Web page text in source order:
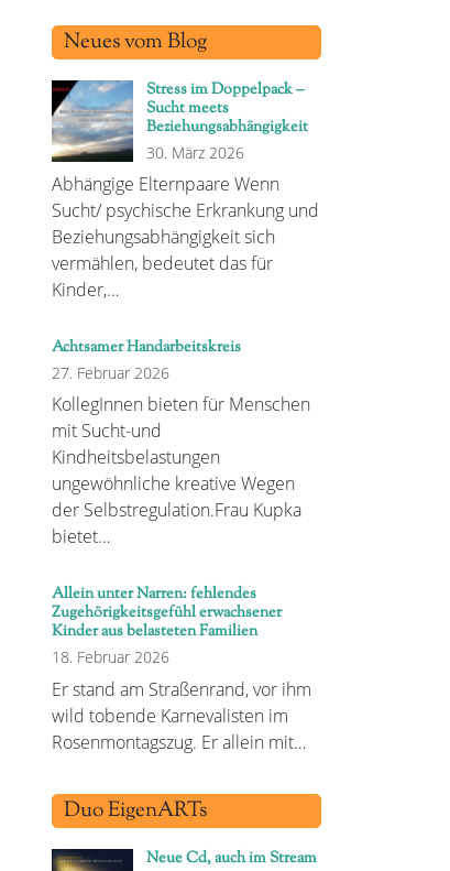
Neues vom Blog
Stress im Doppelpack –
Sucht meets
Beziehungsabhängigkeit
30. März 2026
Abhängige Elternpaare Wenn
Sucht/ psychische Erkrankung und
Beziehungsabhängigkeit sich
vermählen, bedeutet das für
Kinder,…
Achtsamer Handarbeitskreis
27. Februar 2026
KollegInnen bieten für Menschen
mit Sucht-und
Kindheitsbelastungen
ungewöhnliche kreative Wegen
der Selbstregulation.Frau Kupka
bietet…
Allein unter Narren: fehlendes
Zugehörigkeitsgefühl erwachsener
Kinder aus belasteten Familien
18. Februar 2026
Er stand am Straßenrand, vor ihm
wild tobende Karnevalisten im
Rosenmontagszug. Er allein mit…
Duo EigenARTs
Neue Cd, auch im Stream